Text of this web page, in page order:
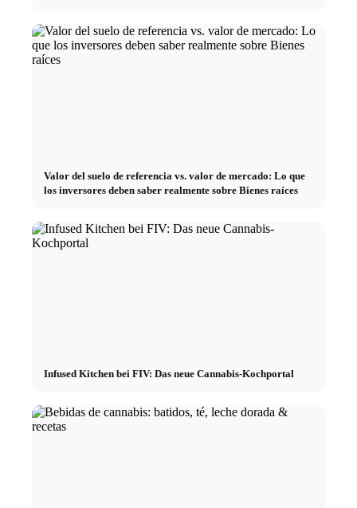
Valor del suelo de referencia vs. valor de mercado: Lo que
los inversores deben saber realmente sobre Bienes raíces
Infused Kitchen bei FIV: Das neue Cannabis-Kochportal